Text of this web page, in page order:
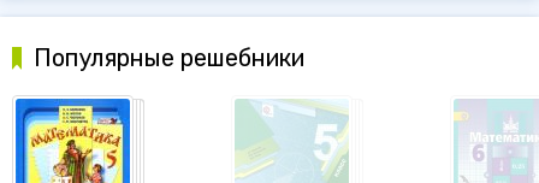
Популярные решебники